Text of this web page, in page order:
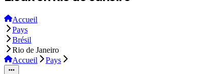
Accueil
Pays
Brésil
Rio de Janeiro
Accueil
Pays